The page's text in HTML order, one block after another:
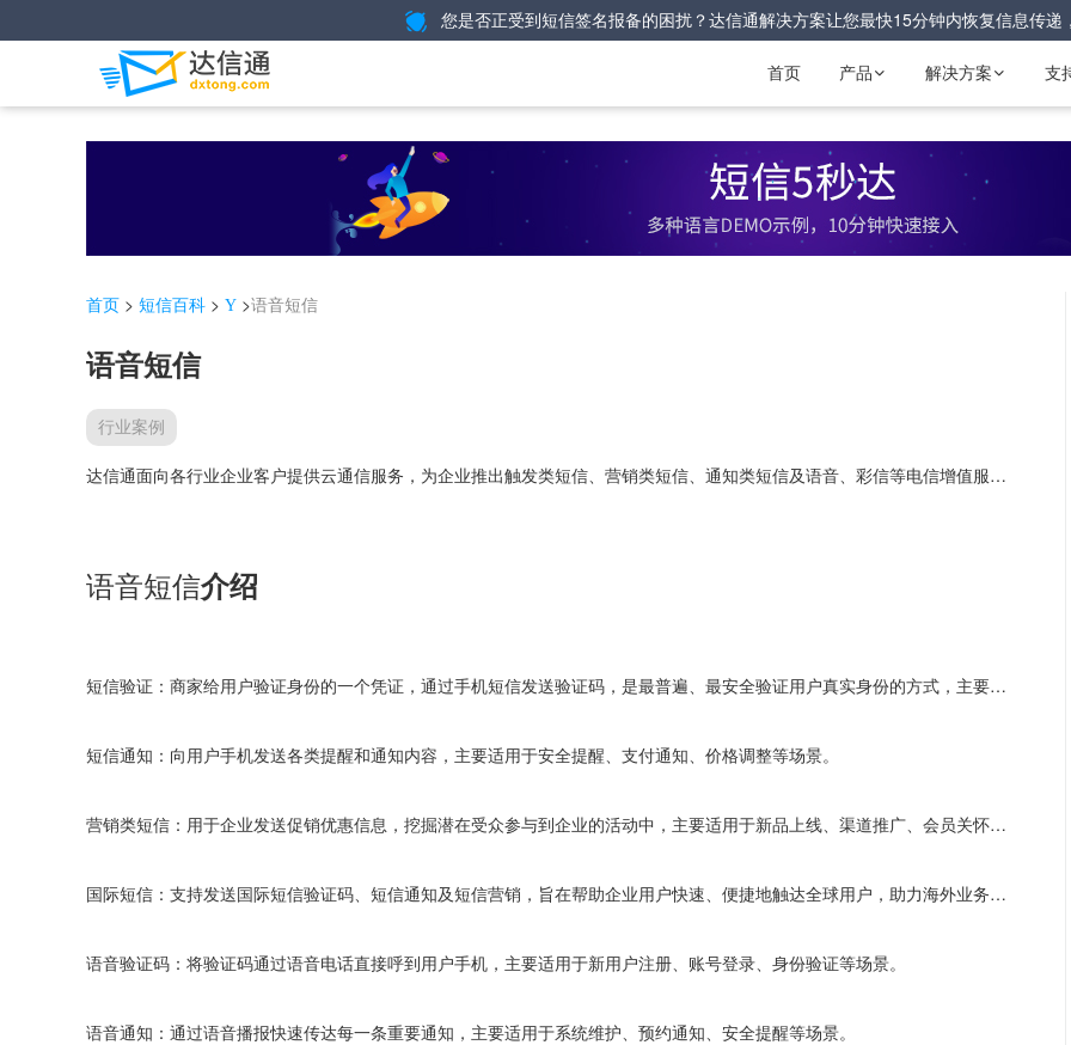
您是否正受到短信签名报备的困扰？达信通解决方案让您最快15分钟内恢复信息传
首页 产品  解决方案  支
首页 > 短信百科 > Y >语音短信
语音短信
行业案例
达信通面向各行业企业客户提供云通信服务，为企业推出触发类短信、营销类短信、通知类短信及语音、彩信等电信增值服务，以领先的技术，优质的服务，助力企业进行运营及营销推广工作。凭借专业优势及行业积累、专业的技术支持、优质的用户服务体系，为客户持续提供专业优质的电信增值体验。客户遍布互联网、贸易、政企、快消、制造等行业领域，业务覆盖太原、青岛、徐州、深圳、广州、郑州等各地区。
语音短信介绍
短信验证：商家给用户验证身份的一个凭证，通过手机短信发送验证码，是最普遍、最安全验证用户真实身份的方式，主要适用于注册验证、找回密码、支付认证等场景。
短信通知：向用户手机发送各类提醒和通知内容，主要适用于安全提醒、支付通知、价格调整等场景。
营销类短信：用于企业发送促销优惠信息，挖掘潜在受众参与到企业的活动中，主要适用于新品上线、渠道推广、会员关怀等场景。
国际短信：支持发送国际短信验证码、短信通知及短信营销，旨在帮助企业用户快速、便捷地触达全球用户，助力海外业务拓展，主要适用于找回密码、物流通知、节日营销、等场景。
语音验证码：将验证码通过语音电话直接呼到用户手机，主要适用于新用户注册、账号登录、身份验证等场景。
语音通知：通过语音播报快速传达每一条重要通知，主要适用于系统维护、预约通知、安全提醒等场景。